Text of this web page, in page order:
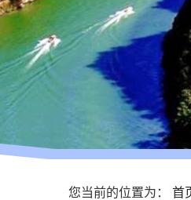
您当前的位置为： 首